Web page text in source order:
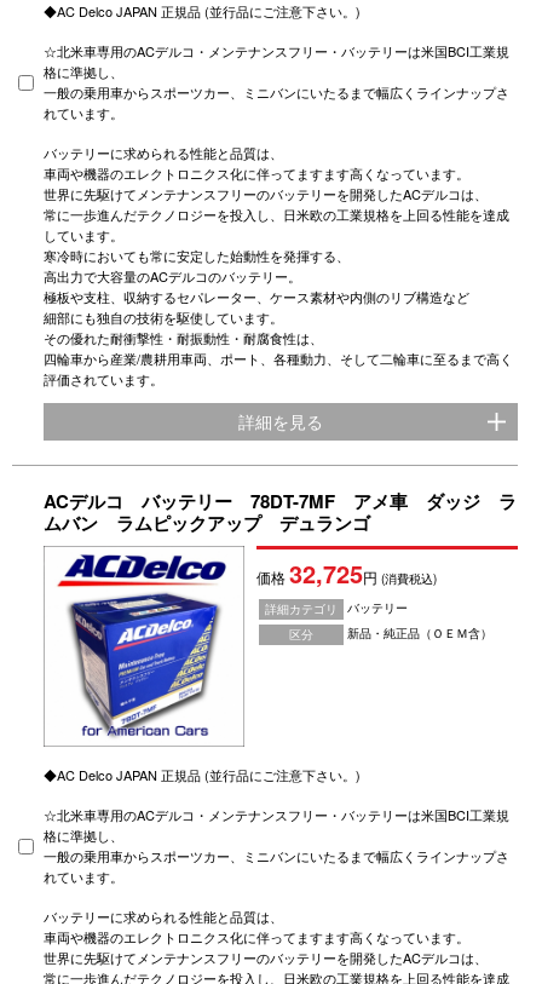
◆AC Delco JAPAN 正規品 (並行品にご注意下さい。)
☆北米車専用のACデルコ・メンテナンスフリー・バッテリーは米国BCI工業規
格に準拠し、
一般の乗用車からスポーツカー、ミニバンにいたるまで幅広くラインナップさ
れています。
バッテリーに求められる性能と品質は、
車両や機器のエレクトロニクス化に伴ってますます高くなっています。
世界に先駆けてメンテナンスフリーのバッテリーを開発したACデルコは、
常に一歩進んだテクノロジーを投入し、日米欧の工業規格を上回る性能を達成
しています。
寒冷時においても常に安定した始動性を発揮する、
高出力で大容量のACデルコのバッテリー。
極板や支柱、収納するセパレーター、ケース素材や内側のリブ構造など
細部にも独自の技術を駆使しています。
その優れた耐衝撃性・耐振動性・耐腐食性は、
四輪車から産業/農耕用車両、ポート、各種動力、そして二輪車に至るまで高く
評価されています。
詳細を見る
ACデルコ バッテリー 78DT-7MF アメ車 ダッジ ラ
ムバン ラムピックアップ デュランゴ
価格32,725円(消費税込)
詳細カテゴリ
バッテリー
区分
新品・純正品（ＯＥＭ含）
◆AC Delco JAPAN 正規品 (並行品にご注意下さい。)
☆北米車専用のACデルコ・メンテナンスフリー・バッテリーは米国BCI工業規
格に準拠し、
一般の乗用車からスポーツカー、ミニバンにいたるまで幅広くラインナップさ
れています。
バッテリーに求められる性能と品質は、
車両や機器のエレクトロニクス化に伴ってますます高くなっています。
世界に先駆けてメンテナンスフリーのバッテリーを開発したACデルコは、
常に一歩進んだテクノロジーを投入し、日米欧の工業規格を上回る性能を達成